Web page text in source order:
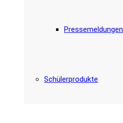
Pressemeldungen
Schülerprodukte